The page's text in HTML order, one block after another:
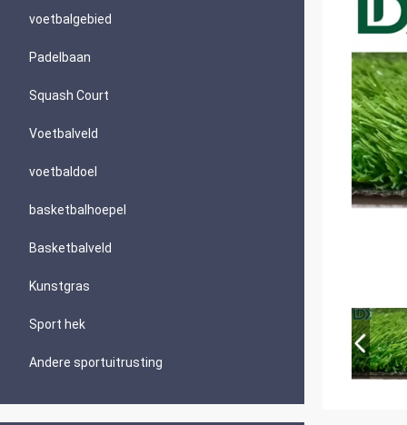
voetbalgebied
Padelbaan
Squash Court
Voetbalveld
voetbaldoel
basketbalhoepel
Basketbalveld
Kunstgras
Sport hek
Andere sportuitrusting